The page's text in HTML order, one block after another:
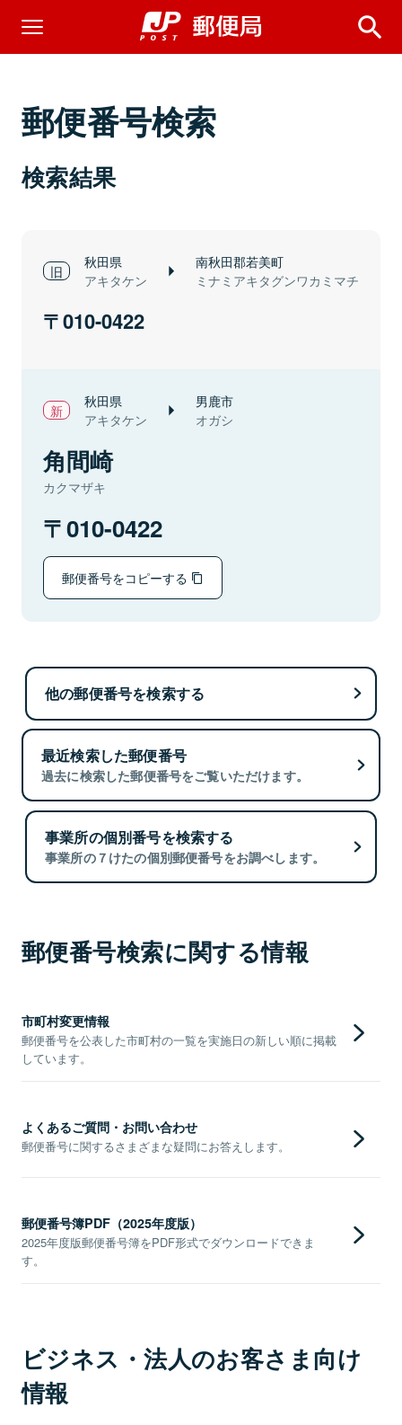
郵便番号検索
検索結果
秋田県
アキタケン
南秋田郡若美町
ミナミアキタグンワカミマチ
010-0422
秋田県
アキタケン
男鹿市
オガシ
角間崎
カクマザキ
010-0422
郵便番号をコピーする
他の郵便番号を検索する
最近検索した郵便番号
過去に検索した郵便番号をご覧いただけます。
事業所の個別番号を検索する
事業所の７けたの個別郵便番号をお調べします。
郵便番号検索に関する情報
市町村変更情報
郵便番号を公表した市町村の一覧を実施日の新しい順に掲載
しています。
よくあるご質問・お問い合わせ
郵便番号に関するさまざまな疑問にお答えします。
郵便番号簿PDF（2025年度版）
2025年度版郵便番号簿をPDF形式でダウンロードできま
す。
ビジネス・法人のお客さま向け
情報